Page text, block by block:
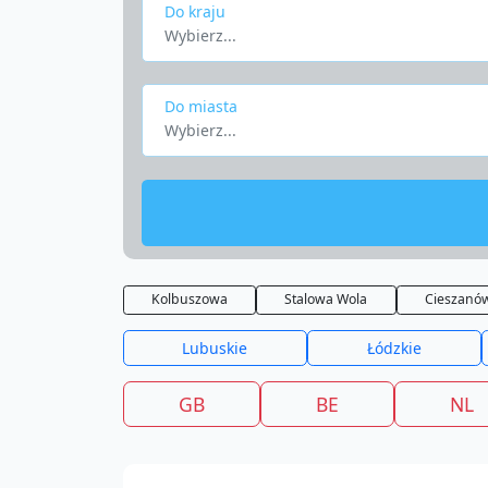
Do kraju
Wybierz...
Do miasta
Wybierz...
Kolbuszowa Stalowa Wola
Lubuskie Łódzkie
GB BE NL